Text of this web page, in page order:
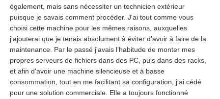
également, mais sans nécessiter un technicien extérieur
puisque je savais comment procéder. J'ai tout comme vous
choisi cette machine pour les mêmes raisons, auxquelles
j'ajouterai que je tenais absolument à éviter d'avoir à faire de la
maintenance. Par le passé j'avais l'habitude de monter mes
propres serveurs de fichiers dans des PC, puis dans des racks,
et afin d'avoir une machine silencieuse et à basse
consommation, tout en me facilitant sa configuration, j'ai cédé
pour une solution commerciale. Elle a toujours fonctionné